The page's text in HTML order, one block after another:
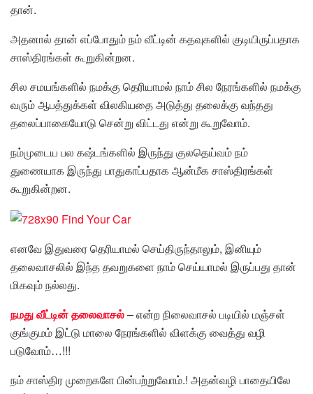
தான்.
அதனால் தான் எப்போதும் நம் வீட்டின் கதவுகளில் குடியிருப்பதாக
சாஸ்திரங்கள் கூறுகின்றன.
சில சமயங்களில் நமக்கு தெரியாமல் நாம் சில நேரங்களில் நமக்கு
வரும் ஆபத்துக்கள் விலகியதை அடுத்து தலைக்கு வந்தது
தலைப்பாகையோடு சென்று விட்டது என்று கூறுவோம்.
நம்முடைய பல கஷ்டங்களில் இருந்து குலதெய்வம் நம்
துணையாக இருந்து பாதுகாப்பதாக ஆன்மீக சாஸ்திரங்கள்
கூறுகின்றன.
எனவே இதுவரை தெரியாமல் செய்திருந்தாலும், இனியும்
தலைவாசலில் இந்த தவறுகளை நாம் செய்யாமல் இருப்பது தான்
மிகவும் நல்லது.
நமது வீட்டின் தலைவாசல்– என்ற நிலைவாசல் படியில் மஞ்சள்
குங்குமம் இட்டு மாலை நேரங்களில் விளக்கு வைத்து வழி
படுவோம்…!!!
நம் சாஸ்திர முறைகளே பின்பற்றுவோம்.! அதன்வழி பாதையிலே